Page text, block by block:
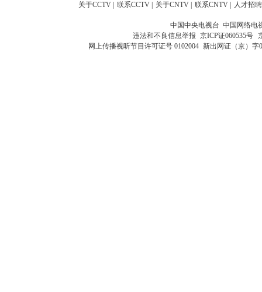
关于CCTV 联系CCTV 关于CNTV 联系CNTV 人才招聘
中国中央电视台 中国网络电
违法和不良信息举报 京ICP证060535号
网上传播视听节目许可证号 0102004 新出网证（京）